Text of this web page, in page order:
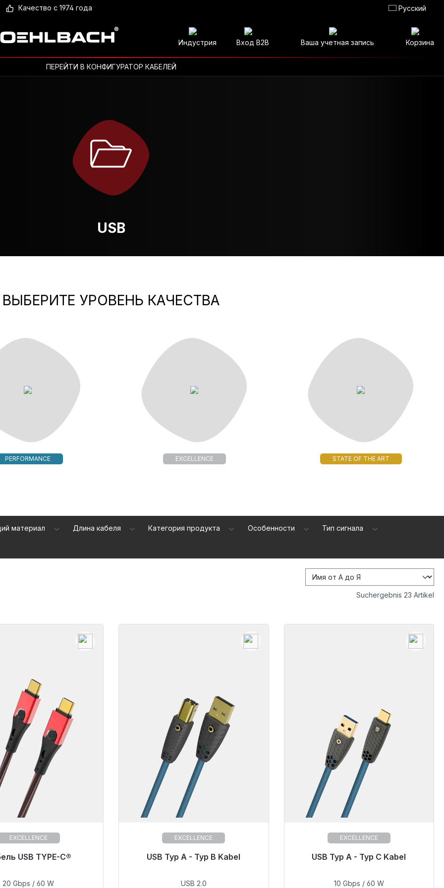
Качество с 1974 года Русский
Индустрия Вход B2B Ваша учетная запись Корзина
ПЕРЕЙТИ В КОНФИГУРАТОР КАБЕЛЕЙ
USB
ВЫБЕРИТЕ УРОВЕНЬ КАЧЕСТВА
PERFORMANCE EXCELLENCE STATE OF THE ART
материал Длина кабеля Категория продукта Особенности
Тип сигнала
Suchergebnis 23 Artikel
EXCELLENCE
USB TYPE-C®
поставки 48 часов*
20 Gbps / 60 W
EXCELLENCE
USB Typ A - Typ B Kabel
Готовы к немедленной отправке,
USB 2.0
EXCELLENCE
USB Typ A - Typ C Kabel
Готовы к немедленной отправке,
10 Gbps / 60 W